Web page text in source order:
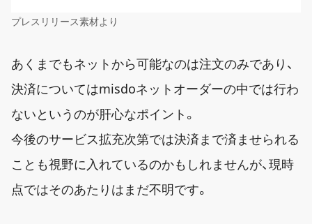
プレスリリース素材より
あくまでもネットから可能なのは注文のみであり、
決済についてはmisdoネットオーダーの中では行わ
ないというのが肝心なポイント。
今後のサービス拡充次第では決済まで済ませられる
ことも視野に入れているのかもしれませんが、現時
点ではそのあたりはまだ不明です。